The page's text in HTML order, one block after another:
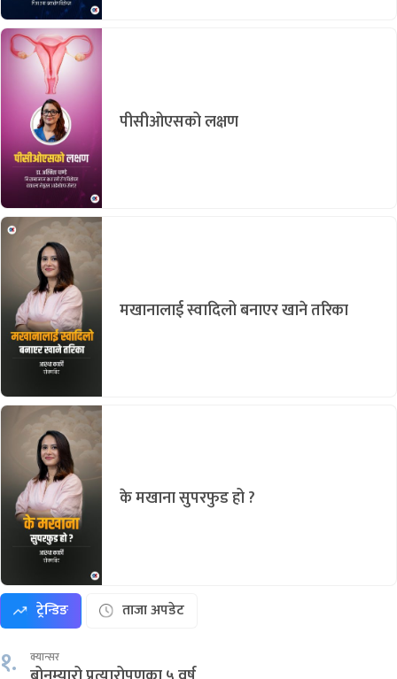
पीसीओएसको लक्षण
मखानालाई स्वादिलो बनाएर खाने तरिका
के मखाना सुपरफुड हो ?
ट्रेन्डिङ ताजा अपडेट
१. क्यान्सर